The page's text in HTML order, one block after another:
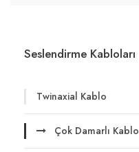
Seslendirme Kabloları
Twinaxial Kablo
Çok Damarlı Kablo